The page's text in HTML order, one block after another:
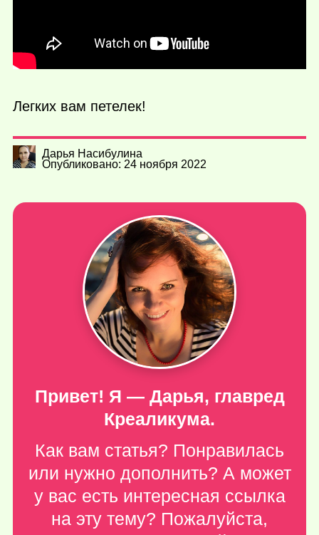
Легких вам петелек!
Дарья Насибулина
Опубликовано: 24 ноября 2022
Привет! Я — Дарья, главред
Креаликума.
Как вам статья? Понравилась
или нужно дополнить? А может
у вас есть интересная ссылка
на эту тему? Пожалуйста,